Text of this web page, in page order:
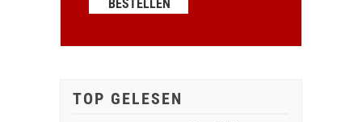
TOP GELESEN